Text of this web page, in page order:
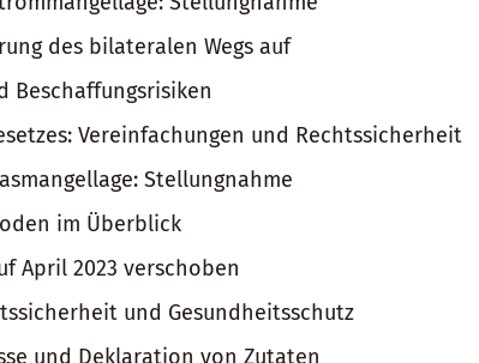
des bilateralen Wegs auf
Beschaffungsrisiken
Vereinfachungen und Rechtssicherheit
Stellungnahme
im Überblick
April 2023 verschoben
und Gesundheitsschutz
und Deklaration von Zutaten